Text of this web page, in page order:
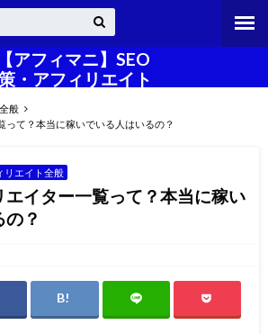
般
って？本当に稼いでいる人はいるの？
リエイト全般
エイター一覧って？本当に稼い
？